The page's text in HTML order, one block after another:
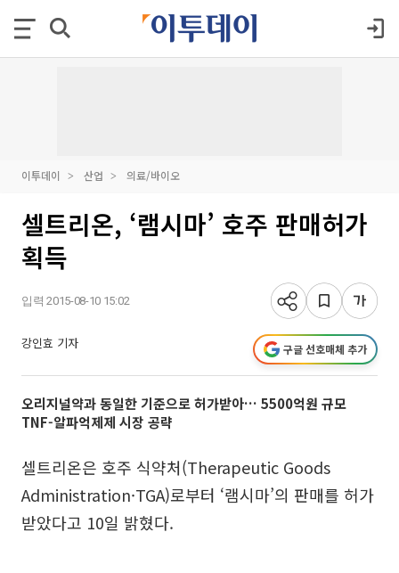
이투데이 산업 의료/바이오
셀트리온, ‘램시마’ 호주 판매허가
획득
입력 2015-08-10 15:02
강인효 기자 구글 선호매체 추가
오리지널약과 동일한 기준으로 허가받아… 5500억원 규모
TNF-알파억제제 시장 공략
셀트리온은 호주 식약처(Therapeutic Goods
Administration·TGA)로부터 ‘램시마’의 판매를 허가
받았다고 10일 밝혔다.